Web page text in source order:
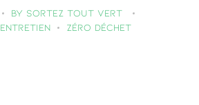
by Sortez Tout Vert
Entretien Zéro déchet